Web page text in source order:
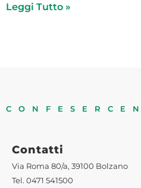
Leggi Tutto »
Contatti
Via Roma 80/a, 39100 Bolzano
Tel. 0471 541500